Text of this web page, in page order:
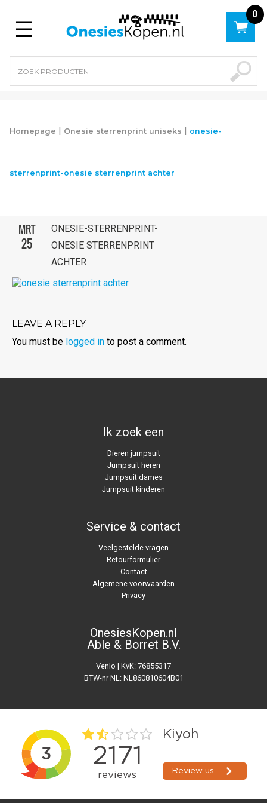
Menu
0
Homepage | Onesie sterrenprint uniseks | onesie-
sterrenprint-onesie sterrenprint achter
MRT
25
ONESIE-STERRENPRINT-
ONESIE STERRENPRINT
ACHTER
LEAVE A REPLY
You must be logged in to post a comment.
Ik zoek een
Dieren jumpsuit
Jumpsuit heren
Jumpsuit dames
Jumpsuit kinderen
Service & contact
Veelgestelde vragen
Retourformulier
Contact
Algemene voorwaarden
Privacy
OnesiesKopen.nl
Able & Borret B.V.
Venlo | KvK: 76855317
BTW-nr NL: NL860810604B01